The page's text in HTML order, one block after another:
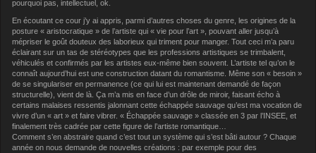
pourquoi pas, intellectuel, ok.
En écoutant ce cour j’y ai appris, parmi d’autres choses du genre, les origines de la
posture « aristocratique » de l’artiste qui « vie pour l’art », pouvant aller jusqu’à
mépriser le goût douteux des laborieux qui triment pour manger. Tout ceci m’a paru
éclairant sur un tas de stéréotypes que les professions artistiques se trimbalent,
véhiculés et confirmés par les artistes eux-même bien souvent. L’artiste tel qu’on le
connaît aujourd’hui est une construction datant du romantisme. Même son « besoin »
de se singulariser en permanence (ce qui lui est maintenant demandé de façon
structurelle), vient de là. Ça m’a mis en face d’un drôle de miroir, faisant écho à
certains malaises ressentis jalonnant cette échappée sauvage qu’est ma vocation de
vivre d’un « art » et faire vibrer. « Échappée sauvage » classée en 3 par l’INSEE, et
finalement très cadrée par cette figure de l’artiste romantique…
Comment s’en abstraire quand c’est tout un système qui s’est bâti autour ? Chaque
année on nous demande de nouvelles créations : par exemple pour des